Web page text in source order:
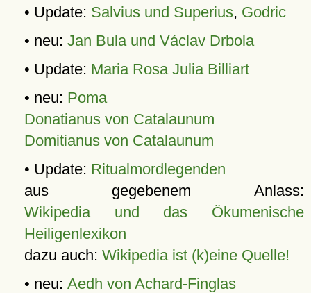
• Update: Salvius und Superius, Godric
• neu: Jan Bula und Václav Drbola
• Update: Maria Rosa Julia Billiart
• neu: Poma
Donatianus von Catalaunum
Domitianus von Catalaunum
• Update: Ritualmordlegenden
aus gegebenem Anlass:
Wikipedia und das Ökumenische
Heiligenlexikon
dazu auch: Wikipedia ist (k)eine Quelle!
• neu: Aedh von Achard-Finglas